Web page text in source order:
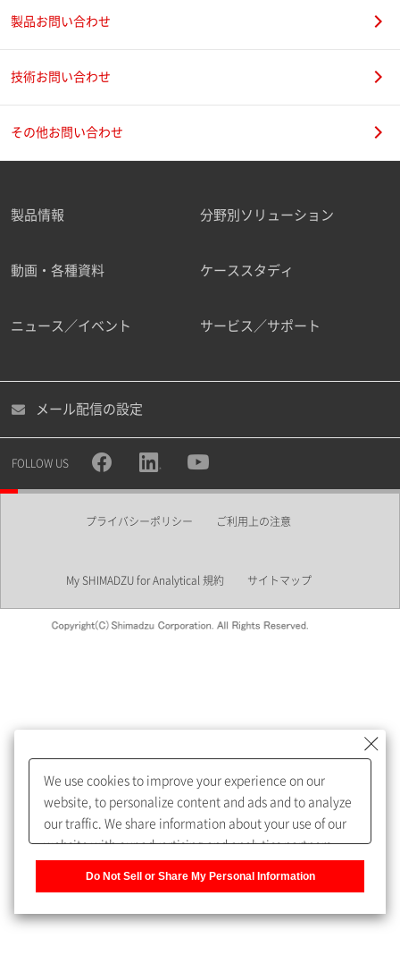
ご勤務先
職種
所属部署
めします。
My SHIMADZU for Analyticalへ登録いただくと、技術情報や
取扱説明書・Webinarなどの閲覧ができます。
うになります。
製品お問い合わせ
技術お問い合わせ
その他お問い合わせ
製品情報 分野別ソリューション
動画・各種資料 ケーススタディ
ニュース／イベント サービス／サポート
メール配信の設定
FOLLOW US
プライバシーポリシー ご利用上の注意
My SHIMADZU for Analytical 規約 サイトマップ
We use cookies to improve your experience on our
website, to personalize content and ads and to analyze
our traffic. We share information about your use of our
website with our advertising and analytics partners,
Do Not Sell or Share My Personal Information